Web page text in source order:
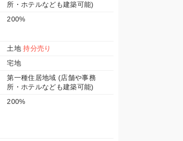
所・ホテルなども建築可能)
200%
土地持分売り
宅地
第一種住居地域 (店舗や事務
所・ホテルなども建築可能)
200%